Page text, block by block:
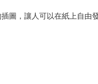
圖，讓人可以在紙上自由